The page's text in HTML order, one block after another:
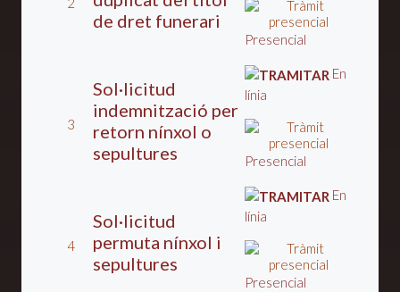
de dret funerari
Presencial
3
Sol·licitud
indemnització per
retorn nínxol o
sepultures
En
línia
Presencial
4
Sol·licitud
permuta ní­nxol i
sepultures
En
línia
Presencial